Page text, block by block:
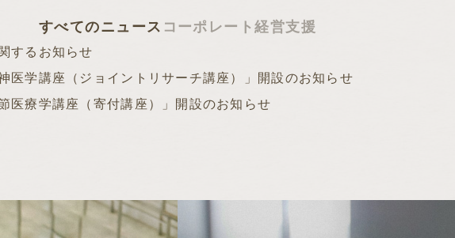
すべてのニュース コーポレート経営支援
するお知らせ
医学講座（ジョイントリサーチ講座）」開設のお知らせ
医療学講座（寄付講座）」開設のお知らせ